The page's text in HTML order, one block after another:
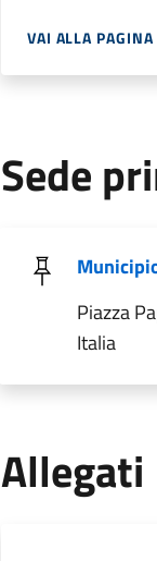
VAI ALLA PAGINA
Sede
Piazza
Italia
Allegati